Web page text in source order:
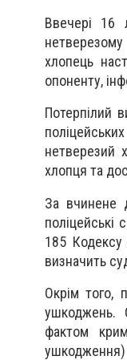
Ввечері 16
хлопець
опоненту,
Потерпілий
нетверезий
хлопця та
За вчинене
185 Кодексу
визначить
Окрім того,
ушкоджень.
фактом
ушкодження)